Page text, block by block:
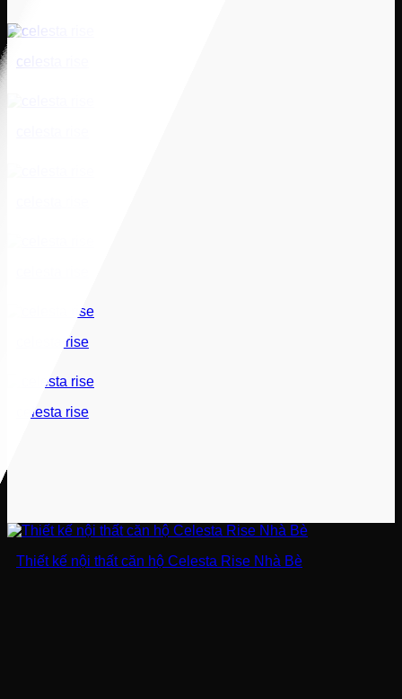
celesta rise
celesta rise
celesta rise
Thiết kế nội thất căn hộ Celesta Rise Nhà Bè